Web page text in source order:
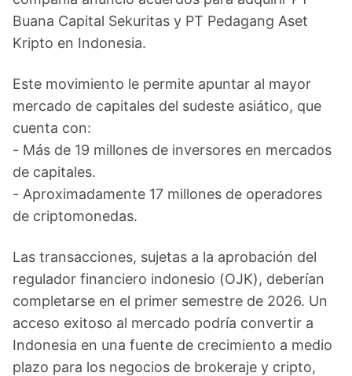
Buana Capital Sekuritas y PT Pedagang Aset
Kripto en Indonesia.
Este movimiento le permite apuntar al mayor
mercado de capitales del sudeste asiático, que
cuenta con:
- Más de 19 millones de inversores en mercados
de capitales.
- Aproximadamente 17 millones de operadores
de criptomonedas.
Las transacciones, sujetas a la aprobación del
regulador financiero indonesio (OJK), deberían
completarse en el primer semestre de 2026. Un
acceso exitoso al mercado podría convertir a
Indonesia en una fuente de crecimiento a medio
plazo para los negocios de brokeraje y cripto,